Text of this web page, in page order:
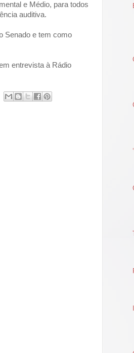
e Médio, para todos
auditiva.
Senado e tem como
entrevista à Rádio